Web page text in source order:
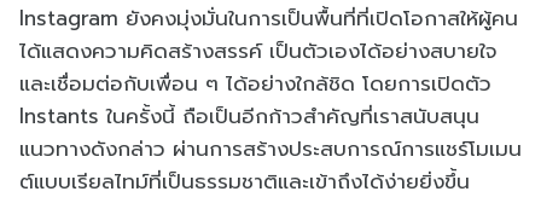
Instagram ยังคงมุ่งมั่นในการเป็นพื้นที่ที่เปิดโอกาสให้ผู้คน
ได้แสดงความคิดสร้างสรรค์ เป็นตัวเองได้อย่างสบายใจ
และเชื่อมต่อกับเพื่อน ๆ ได้อย่างใกล้ชิด โดยการเปิดตัว
Instants ในครั้งนี้ ถือเป็นอีกก้าวสำคัญที่เราสนับสนุน
แนวทางดังกล่าว ผ่านการสร้างประสบการณ์การแชร์โมเมน
ต์แบบเรียลไทม์ที่เป็นธรรมชาติและเข้าถึงได้ง่ายยิ่งขึ้น